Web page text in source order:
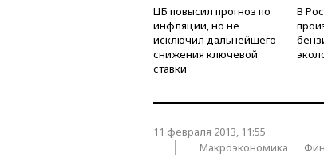
ЦБ повысил прогноз по
инфляции, но не
исключил дальнейшего
снижения ключевой
ставки
В
11 февраля 2013, 11:55
Макроэкономика